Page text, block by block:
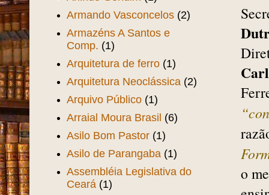
o
Armando Vasconcelos (2)
Armazéns A Santos e
Comp. (1)
Arquitetura de ferro (1)
Arquitetura Neoclássica (2)
Arquivo Público (1)
Arraial Moura Brasil (6)
Asilo Bom Pastor (1)
Asilo de Parangaba (1)
Assembléia Legislativa do
Ceará (1)